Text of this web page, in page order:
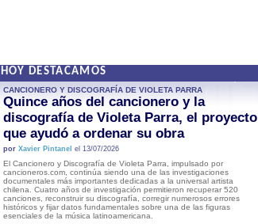
HOY DESTACAMOS
CANCIONERO Y DISCOGRAFÍA DE VIOLETA PARRA
Quince años del cancionero y la
discografía de Violeta Parra, el proyecto
que ayudó a ordenar su obra
por Xavier Pintanel el 13/07/2026
El Cancionero y Discografía de Violeta Parra, impulsado por
cancioneros.com, continúa siendo una de las investigaciones
documentales más importantes dedicadas a la universal artista
chilena. Cuatro años de investigación permitieron recuperar 520
canciones, reconstruir su discografía, corregir numerosos errores
históricos y fijar datos fundamentales sobre una de las figuras
esenciales de la música latinoamericana.